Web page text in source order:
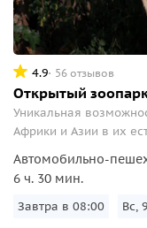
4.9 56 отзывов
Открытый
Уникальная
Африки и Азии в их
Автомобильно-
6 ч. 30 мин.
Завтра в 08:00 Вс,